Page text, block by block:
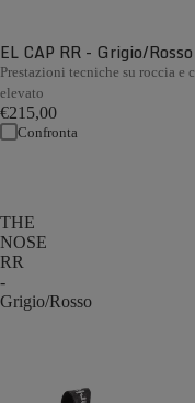
EL CAP RR - Grigio/Rosso
Prestazioni tecniche su roccia e
elevato
€215,00
Confronta
THE
NOSE
RR
-
Grigio/Rosso